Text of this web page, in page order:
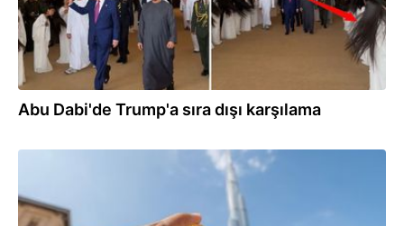
Abu Dabi'de Trump'a sıra dışı karşılama